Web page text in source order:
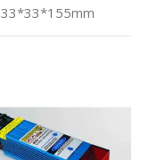
33*33*155mm